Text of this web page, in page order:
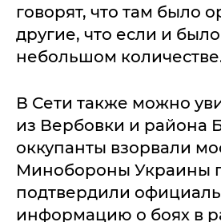
говорят, что там было
другие, что если и
небольшом
В Сети также можно
из Вербовки и района
оккупанты взорвали
Минобороны Украины
подтвердили
информацию о боях в